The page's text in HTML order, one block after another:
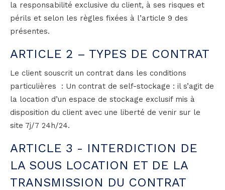
la responsabilité exclusive du client, à ses risques et
périls et selon les règles fixées à l’article 9 des
présentes.
ARTICLE 2 – TYPES DE CONTRAT
Le client souscrit un contrat dans les conditions
particulières : Un contrat de self-stockage : il s’agit de
la location d’un espace de stockage exclusif mis à
disposition du client avec une liberté de venir sur le
site 7j/7 24h/24.
ARTICLE 3 - INTERDICTION DE
LA SOUS LOCATION ET DE LA
TRANSMISSION DU CONTRAT